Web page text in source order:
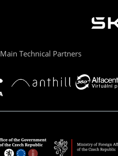
Main Technical Partners